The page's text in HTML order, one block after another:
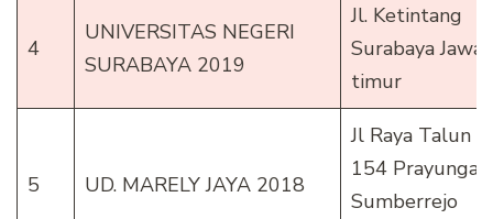
4
UNIVERSITAS NEGERI
SURABAYA 2019
Jl. Ketintang
Surabaya Jawa
timur
5 UD. MARELY JAYA 2018
Jl Raya Talun
154 Prayungan
Sumberrejo